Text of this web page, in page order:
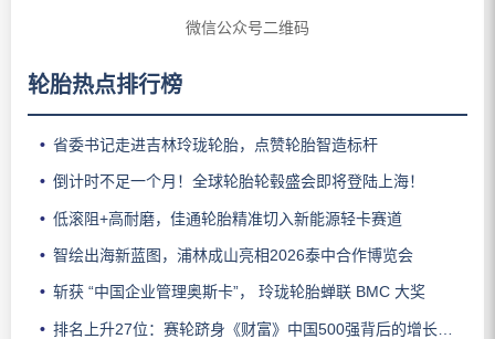
微信公众号二维码
轮胎热点排行榜
省委书记走进吉林玲珑轮胎，点赞轮胎智造标杆
倒计时不足一个月！全球轮胎轮毂盛会即将登陆上海！
低滚阻+高耐磨，佳通轮胎精准切入新能源轻卡赛道
智绘出海新蓝图，浦林成山亮相2026泰中合作博览会
斩获 “中国企业管理奥斯卡”， 玲珑轮胎蝉联 BMC 大奖
排名上升27位：赛轮跻身《财富》中国500强背后的增长逻辑